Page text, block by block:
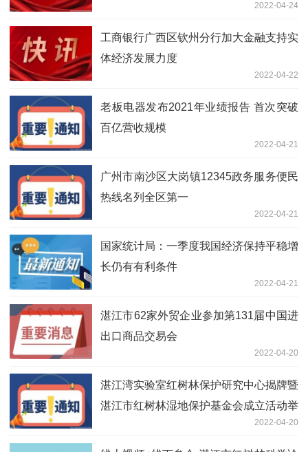
2022-04-24
工商银行广西区钦州分行加大金融支持实
体经济发展力度
2022-04-22
老板电器发布2021年业绩报告 首次突破
百亿营收规模
2022-04-21
广州市南沙区大岗镇12345政务服务便民
热线名列全区第一
2022-04-21
国家统计局：一季度我国经济保持平稳增
长仍有有利条件
2022-04-21
湛江市62家外贸企业参加第131届中国进
出口商品交易会
2022-04-20
湛江湾实验室红树林保护研究中心揭牌暨
湛江市红树林湿地保护基金会成立活动举
2022-04-20